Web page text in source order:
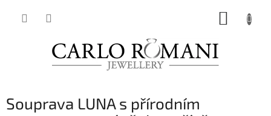
Souprava LUNA s přírodním